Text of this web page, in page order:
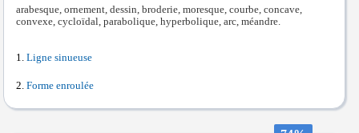
arabesque, ornement, dessin, broderie, moresque, courbe, concave,
convexe, cycloïdal, parabolique, hyperbolique, arc, méandre.
Ligne sinueuse
Forme enroulée